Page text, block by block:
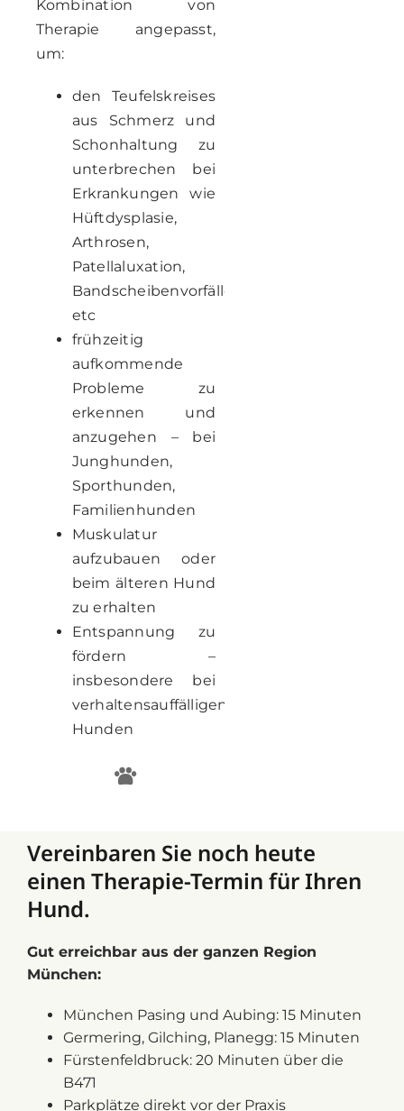
Kombination von
Therapie angepasst,
um:
den Teufelskreises
aus Schmerz und
Schonhaltung zu
unterbrechen bei
Erkrankungen wie
Hüftdysplasie,
Arthrosen,
Patellaluxation,
Bandscheibenvorfällen
etc
frühzeitig
aufkommende
Probleme zu
erkennen und
anzugehen – bei
Junghunden,
Sporthunden,
Familienhunden
Muskulatur
aufzubauen oder
beim älteren Hund
zu erhalten
Entspannung zu
fördern –
insbesondere bei
verhaltensauffälligen
Hunden
Vereinbaren Sie noch heute
einen Therapie-Termin für Ihren
Hund.
Gut erreichbar aus der ganzen Region
München:
München Pasing und Aubing: 15 Minuten
Germering, Gilching, Planegg: 15 Minuten
Fürstenfeldbruck: 20 Minuten über die
B471
Parkplätze direkt vor der Praxis